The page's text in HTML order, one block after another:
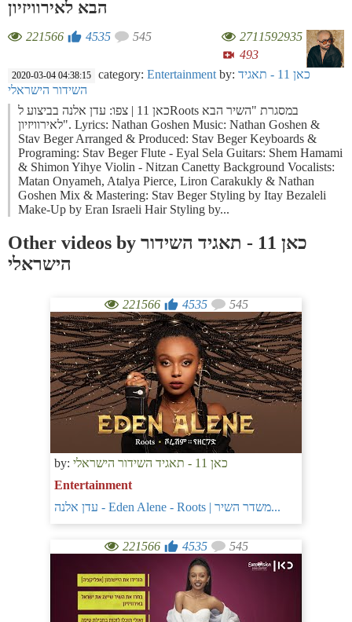
הבא לאירוויזיון
221566 4535 545
2711592935
493
2020-03-04 04:38:15 category: Entertainment by: כאן 11 - תאגיד
השידור הישראלי
כאן 11 | צפו: עדן אלנה בביצוע לRoots במסגרת "השיר הבא
לאירוויזיון". Lyrics: Nathan Goshen Music: Nathan Goshen &
Stav Beger Arranged & Produced: Stav Beger Keyboards &
Programing: Stav Beger Flute - Eyal Sela Guitars: Shem Hamami
& Shimon Yihye Violin - Nitzan Canetty Background Vocalists:
Matan Onyameh, Atalya Pierce, Liron Carakukly & Nathan
Goshen Mix & Mastering: Stav Beger Styling by Itay Bezaleli
Make-Up by Eran Israeli Hair Styling by...
Other videos by כאן 11 - תאגיד השידור
הישראלי
221566 4535 545
by:
כאן 11 - תאגיד השידור הישראלי
Entertainment
עדן אלנה - Eden Alene - Roots | משדר השיר...
221566 4535 545